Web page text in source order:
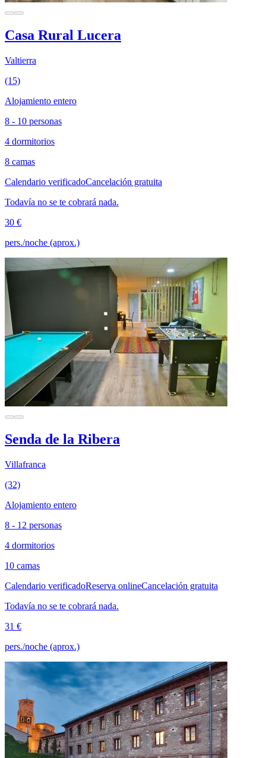
Casa Rural Lucera
Valtierra
(15)
Alojamiento entero
8 - 10 personas
4 dormitorios
8 camas
Calendario verificadoCancelación gratuita
Todavía no se te cobrará nada.
30 €
pers./noche (aprox.)
Senda de la Ribera
Villafranca
(32)
Alojamiento entero
8 - 12 personas
4 dormitorios
10 camas
Calendario verificadoReserva onlineCancelación gratuita
Todavía no se te cobrará nada.
31 €
pers./noche (aprox.)